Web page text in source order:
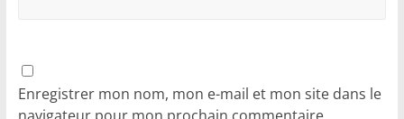
Enregistrer mon nom, mon e-mail et mon site dans le